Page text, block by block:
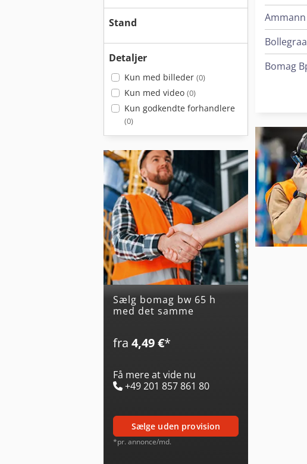
Stand
Detaljer
Kun med billeder (0)
Kun med video (0)
Kun godkendte forhandlere
(0)
Sælg bomag bw 65 h
med det samme
fra 4,49 €*
Få mere at vide nu
+49 201 857 861 80
sælge uden provision
*pr. annonce/md.
Bomag
Bomag
Bomag